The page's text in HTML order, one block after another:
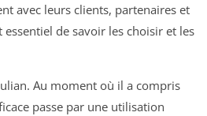
avec leurs clients, partenaires et
essentiel de savoir les choisir et les
Au moment où il a compris
passe par une utilisation